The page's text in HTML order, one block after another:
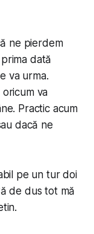
ne pierdem
dată
va urma.
va
Practic acum
dacă ne
pe un tur doi
de dus tot mă